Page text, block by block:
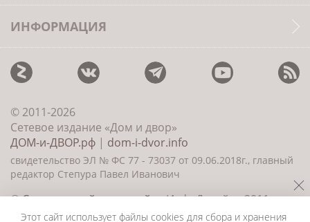
ИНФОРМАЦИЯ
© 2011-2026
Сетевое издание «Дом и двор»
ДОМ-и-ДВОР.рф | dom-i-dvor.info
свидетельство ЭЛ № ФС 77 - 73037 от 09.06.2018г., главный
редактор Степура Павел Иванович
©Создание сайта и дизайн«ИнфоДизайн» 2011—
2026
Этот сайт использует файлы cookies для сбора и хранения